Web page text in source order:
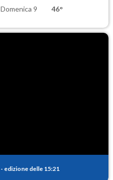
Domenica 9 46°
- edizione delle 15:21